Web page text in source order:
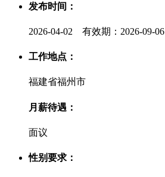
发布时间：
2026-04-02 有效期：2026-09-06
工作地点：
福建省福州市
月薪待遇：
面议
性别要求：